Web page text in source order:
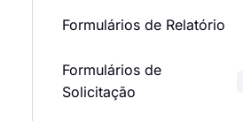
Formulários de Relatório
Formulários de
Solicitação